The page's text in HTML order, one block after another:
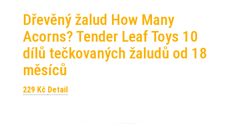
Dřevěný žalud How Many
Acorns? Tender Leaf Toys 10
dílů tečkovaných žaludů od 18
měsíců
229 Kč Detail